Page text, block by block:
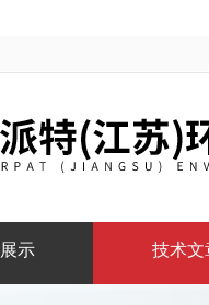
示 技术文